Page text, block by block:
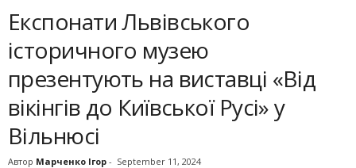
Експонати Львівського
історичного музею
презентують на виставці «Від
вікінгів до Київської Русі» у
Вільнюсі
Автор Марченко Ігор - September 11, 2024